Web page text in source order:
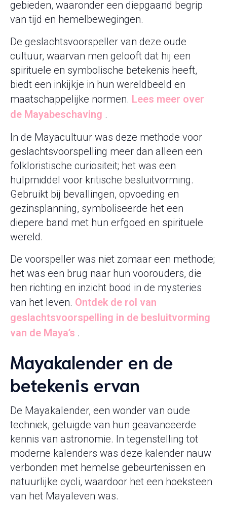
gebieden, waaronder een diepgaand begrip
van tijd en hemelbewegingen.
De geslachtsvoorspeller van deze oude
cultuur, waarvan men gelooft dat hij een
spirituele en symbolische betekenis heeft,
biedt een inkijkje in hun wereldbeeld en
maatschappelijke normen. Lees meer over
de Mayabeschaving .
In de Mayacultuur was deze methode voor
geslachtsvoorspelling meer dan alleen een
folkloristische curiositeit; het was een
hulpmiddel voor kritische besluitvorming.
Gebruikt bij bevallingen, opvoeding en
gezinsplanning, symboliseerde het een
diepere band met hun erfgoed en spirituele
wereld.
De voorspeller was niet zomaar een methode;
het was een brug naar hun voorouders, die
hen richting en inzicht bood in de mysteries
van het leven. Ontdek de rol van
geslachtsvoorspelling in de besluitvorming
van de Maya’s .
Mayakalender en de
betekenis ervan
De Mayakalender, een wonder van oude
techniek, getuigde van hun geavanceerde
kennis van astronomie. In tegenstelling tot
moderne kalenders was deze kalender nauw
verbonden met hemelse gebeurtenissen en
natuurlijke cycli, waardoor het een hoeksteen
van het Mayaleven was.